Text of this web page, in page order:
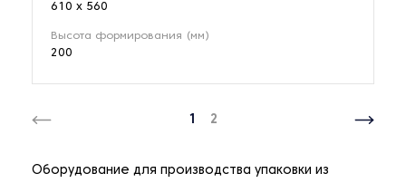
610 х 560
Высота формирования (мм)
200
1 2
Оборудование для производства упаковки из